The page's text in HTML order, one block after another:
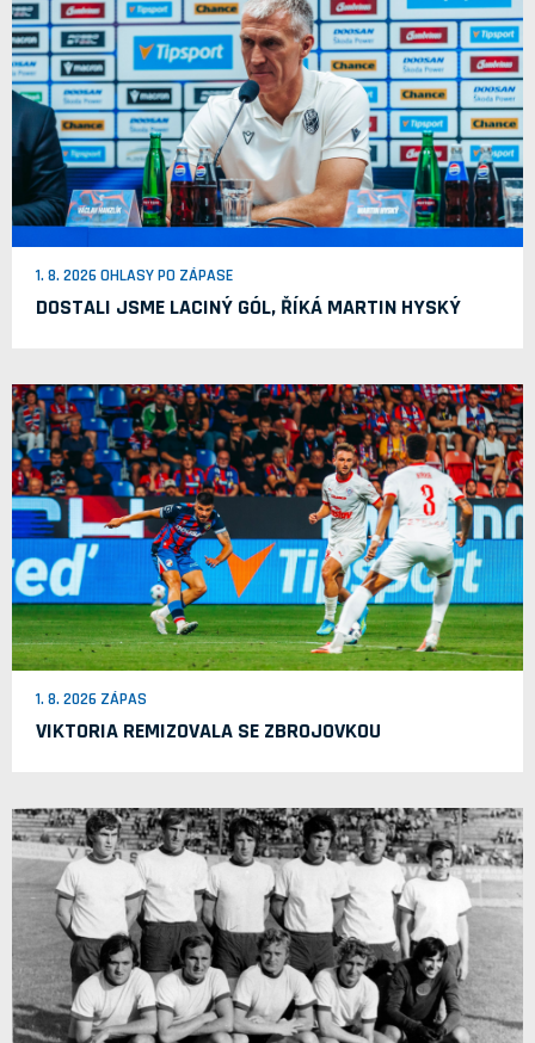
1. 8. 2026 OHLASY PO ZÁPASE
DOSTALI JSME LACINÝ GÓL, ŘÍKÁ MARTIN HYSKÝ
1. 8. 2026 ZÁPAS
VIKTORIA REMIZOVALA SE ZBROJOVKOU